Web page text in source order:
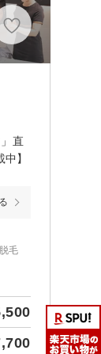
直
】
毛